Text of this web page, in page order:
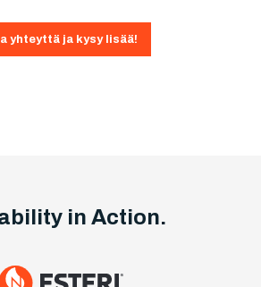
yhteyttä ja kysy lisää!
in Action.